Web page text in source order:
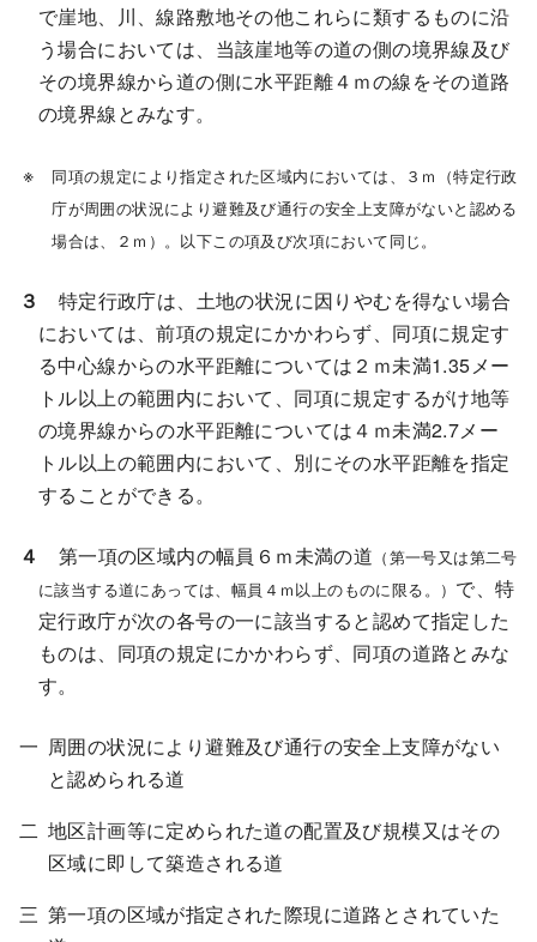
で崖地、川、線路敷地その他これらに類するものに沿
う場合においては、当該崖地等の道の側の境界線及び
その境界線から道の側に水平距離４ｍの線をその道路
の境界線とみなす。
同項の規定により指定された区域内においては、３ｍ（特定行政
庁が周囲の状況により避難及び通行の安全上支障がないと認める
場合は、２ｍ）。以下この項及び次項において同じ。
３ 特定行政庁は、土地の状況に因りやむを得ない場合
においては、前項の規定にかかわらず、同項に規定す
る中心線からの水平距離については２ｍ未満1.35メー
トル以上の範囲内において、同項に規定するがけ地等
の境界線からの水平距離については４ｍ未満2.7メー
トル以上の範囲内において、別にその水平距離を指定
することができる。
４ 第一項の区域内の幅員６ｍ未満の道 （第一号又は第二号
に該当する道にあっては、幅員４ｍ以上のものに限る。） で、特
定行政庁が次の各号の一に該当すると認めて指定した
ものは、同項の規定にかかわらず、同項の道路とみな
す。
周囲の状況により避難及び通行の安全上支障がない
と認められる道
地区計画等に定められた道の配置及び規模又はその
区域に即して築造される道
第一項の区域が指定された際現に道路とされていた